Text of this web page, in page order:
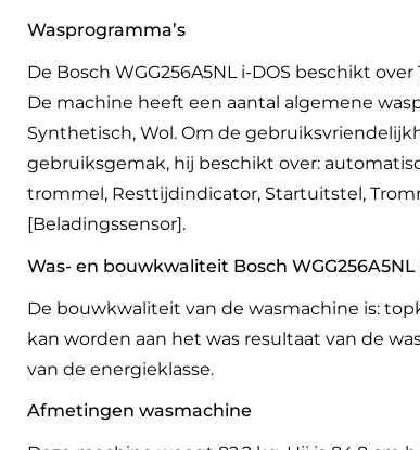
Wasprogramma’s
De Bosch WGG256A5NL i-DOS beschikt
De machine heeft een aantal algemene
Synthetisch, Wol. Om de
gebruiksgemak, hij beschikt over:
trommel, Resttijdindicator, Startuitstel,
[Beladingssensor].
Was- en bouwkwaliteit Bosch WGG256A5NL
De bouwkwaliteit van de wasmachine is:
kan worden aan het was resultaat van de
van de energieklasse.
Afmetingen wasmachine